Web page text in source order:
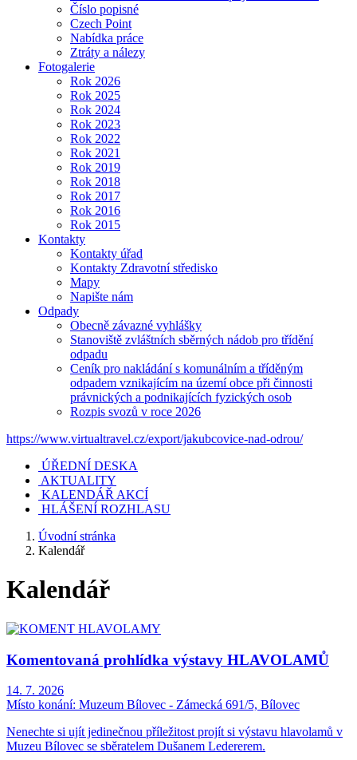
Číslo popisné
Czech Point
Nabídka práce
Ztráty a nálezy
Fotogalerie
Rok 2026
Rok 2025
Rok 2024
Rok 2023
Rok 2022
Rok 2021
Rok 2019
Rok 2018
Rok 2017
Rok 2016
Rok 2015
Kontakty
Kontakty úřad
Kontakty Zdravotní středisko
Mapy
Napište nám
Odpady
Obecně závazné vyhlášky
Stanoviště zvláštních sběrných nádob pro třídění
odpadu
Ceník pro nakládání s komunálním a tříděným
odpadem vznikajícím na území obce při činnosti
právnických a podnikajících fyzických osob
Rozpis svozů v roce 2026
https://www.virtualtravel.cz/export/jakubcovice-nad-odrou/
ÚŘEDNÍ DESKA
AKTUALITY
KALENDÁŘ AKCÍ
HLÁŠENÍ ROZHLASU
Úvodní stránka
Kalendář
Kalendář
Komentovaná prohlídka výstavy HLAVOLAMŮ
14. 7. 2026
Místo konání: Muzeum Bílovec - Zámecká 691/5, Bílovec
Nenechte si ujít jedinečnou příležitost projít si výstavu hlavolamů v
Muzeu Bílovec se sběratelem Dušanem Ledererem.